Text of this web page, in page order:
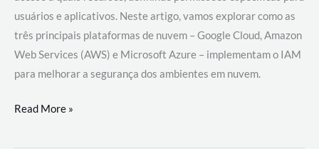
usuários e aplicativos. Neste artigo, vamos explorar como as
três principais plataformas de nuvem – Google Cloud, Amazon
Web Services (AWS) e Microsoft Azure – implementam o IAM
para melhorar a segurança dos ambientes em nuvem.
Gerenciamento
Read More »